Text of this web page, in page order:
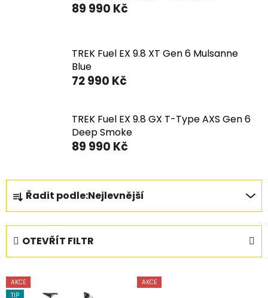
89 990 Kč
TREK Fuel EX 9.8 XT Gen 6 Mulsanne
Blue
72 990 Kč
TREK Fuel EX 9.8 GX T-Type AXS Gen 6
Deep Smoke
89 990 Kč
Ř
a
z
e
n
p
Řadit podle:Nejlevnější
OTEVŘÍT FILTR
V
ý
AKCE
TIP
AKCE